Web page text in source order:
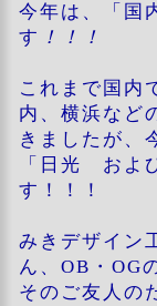
今年は、「国
す ！！！
これまで国内
内、横浜など
きましたが、
「日光 お
す！！！
みきデザイン
ん、OB・OG
そのご友人の